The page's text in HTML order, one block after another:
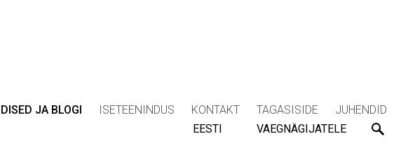
JA BLOGI ISETEENINDUS KONTAKT TAGASISIDE
JUHENDID
EESTI
VAEGNÄGIJATELE